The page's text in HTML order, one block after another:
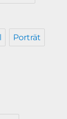
Porträt